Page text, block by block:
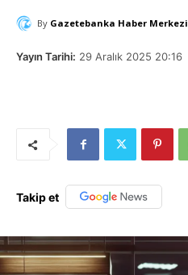
By Gazetebanka Haber Merkezi
Yayın Tarihi: 29 Aralık 2025 20:16
Takip et